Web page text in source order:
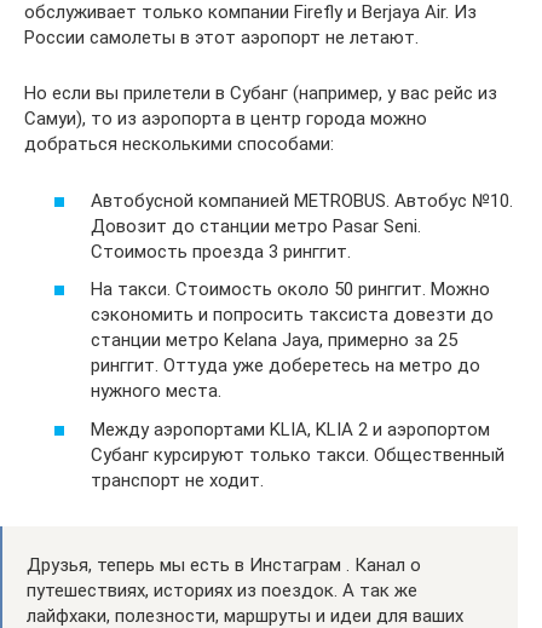
обслуживает только компании Firefly и Berjaya Air. Из
России самолеты в этот аэропорт не летают.
Но если вы прилетели в Субанг (например, у вас рейс из
Самуи), то из аэропорта в центр города можно
добраться несколькими способами:
Автобусной компанией METROBUS. Автобус №10.
Довозит до станции метро Pasar Seni.
Стоимость проезда 3 ринггит.
На такси. Стоимость около 50 ринггит. Можно
сэкономить и попросить таксиста довезти до
станции метро Kelana Jaya, примерно за 25
ринггит. Оттуда уже доберетесь на метро до
нужного места.
Между аэропортами KLIA, KLIA 2 и аэропортом
Субанг курсируют только такси. Общественный
транспорт не ходит.
Друзья, теперь мы есть в Инстаграм . Канал о
путешествиях, историях из поездок. А так же
лайфхаки, полезности, маршруты и идеи для ваших